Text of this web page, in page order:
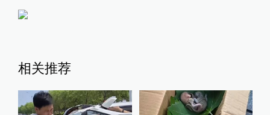
相关推荐